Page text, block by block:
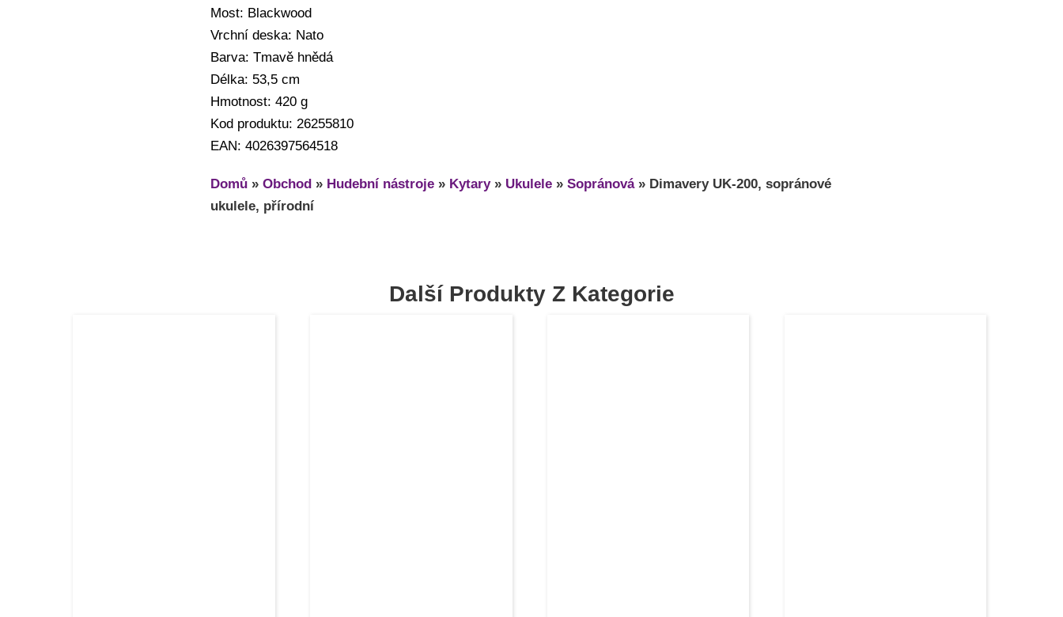
Most: Blackwood
Vrchní deska: Nato
Barva: Tmavě hnědá
Délka: 53,5 cm
Hmotnost: 420 g
Kod produktu: 26255810
EAN: 4026397564518
Domů » Obchod » Hudební nástroje » Kytary» Ukulele » Sopránová» Dimavery UK-200, sopránové
ukulele, přírodní
Další Produkty Z Kategorie